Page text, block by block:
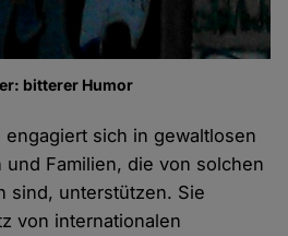
bitterer Humor
engagiert sich in gewaltlosen
und Familien, die von solchen
sind, unterstützen. Sie
von internationalen